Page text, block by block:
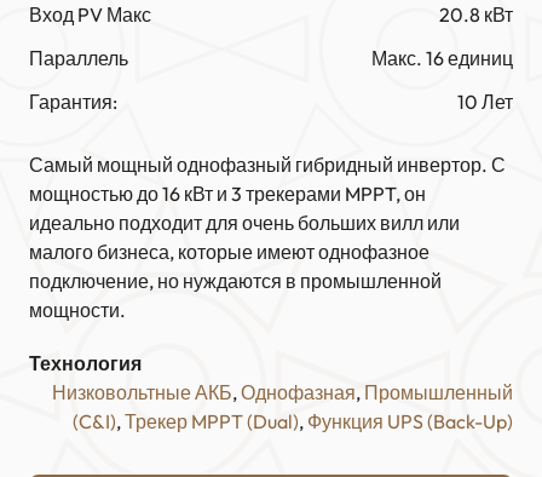
Вход PV Макс
20.8 кВт
Параллель
Макс. 16 единиц
Гарантия:
10 Лет
Самый мощный однофазный гибридный инвертор. С
мощностью до 16 кВт и 3 трекерами MPPT, он
идеально подходит для очень больших вилл или
малого бизнеса, которые имеют однофазное
подключение, но нуждаются в промышленной
мощности.
Технология
Низковольтные АКБ, Однофазная, Промышленный
(C&I), Трекер MPPT (Dual), Функция UPS (Back-Up)